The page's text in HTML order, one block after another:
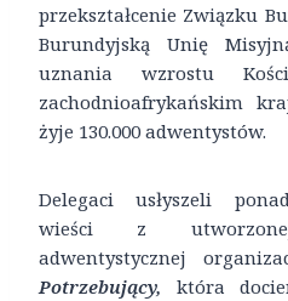
przekształcenie Związku
Burundyjską Unię
uznania wzrostu
zachodnioafrykańskim
żyje 130.000 adwentystów.
Delegaci usłyszeli
wieści z
adwentystycznej
Potrzebujący, która